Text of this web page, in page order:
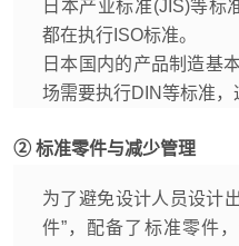
日本产业标准(JIS)等标
都在执行ISO标准。
日本国内的产品制造基
场需要执行DIN等标准，
② 标准零件与减少管理
为了避免设计人员设计
件”，配备了标准零件